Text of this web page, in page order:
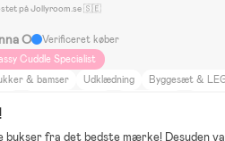
på Jollyroom.se 🇸🇪
O
Verificeret køber
Cuddle Specialist
& bamser
Udklædning Byggesæt &
High
bukser fra det bedste mærke! Desuden